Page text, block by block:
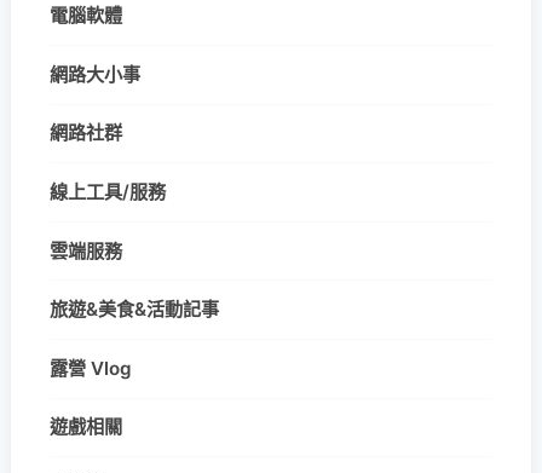
電腦軟體
網路大小事
網路社群
線上工具/服務
雲端服務
旅遊&美食&活動記事
露營 Vlog
遊戲相關